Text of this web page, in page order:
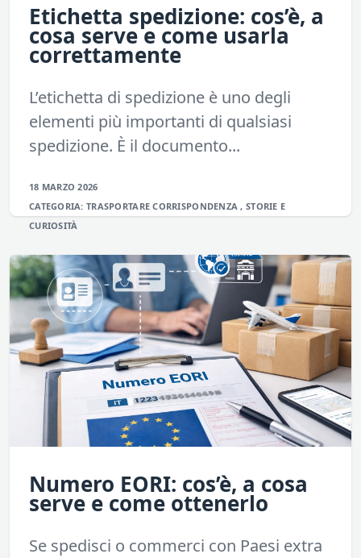
Etichetta spedizione: cos’è, a
cosa serve e come usarla
correttamente
L’etichetta di spedizione è uno degli
elementi più importanti di qualsiasi
spedizione. È il documento...
18 MARZO 2026
CATEGORIA:TRASPORTARECORRISPONDENZA,STORIE E
CURIOSITÀ
Numero EORI: cos’è, a cosa
serve e come ottenerlo
Se spedisci o commerci con Paesi extra